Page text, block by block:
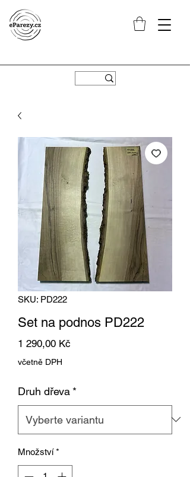
SKU: PD222
Set na podnos PD222
1 290,00 Kč
včetně DPH
Druh dřeva *
Množství *